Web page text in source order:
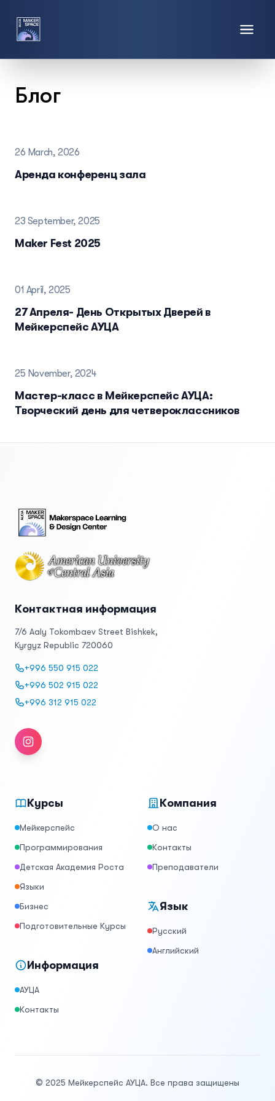
Блог
26 March, 2026
Аренда конференц зала
23 September, 2025
Maker Fest 2025
01 April, 2025
27 Апреля- День Открытых Дверей в
Мейкерспейс АУЦА
25 November, 2024
Мастер-класс в Мейкерспейс АУЦА:
Творческий день для четвероклассников
Контактная информация
7/6 Aaly Tokombaev Street Bishkek,
Kyrgyz Republic 720060
+996 550 915 022
+996 502 915 022
+996 312 915 022
Instagram
Курсы
Мейкерспейс
Программирования
Детская Академия Роста
Языки
Бизнес
Подготовительные Курсы
Информация
АУЦА
Контакты
Компания
О нас
Контакты
Преподаватели
Язык
Русский
Английский
© 2025 Мейкерспейс АУЦА. Все права защищены